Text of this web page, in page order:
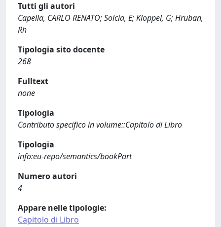
Tutti gli autori
Capella, CARLO RENATO; Solcia, E; Kloppel, G; Hruban,
Rh
Tipologia sito docente
268
Fulltext
none
Tipologia
Contributo specifico in volume::Capitolo di Libro
Tipologia
info:eu-repo/semantics/bookPart
Numero autori
4
Appare nelle tipologie:
Capitolo di Libro